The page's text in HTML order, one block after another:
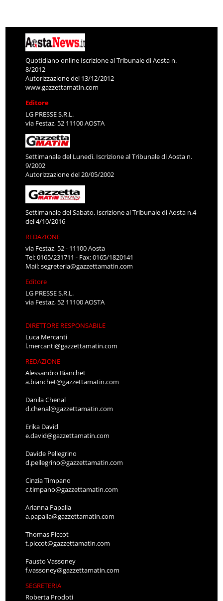
Quotidiano online Iscrizione al Tribunale di Aosta n.
8/2012
Autorizzazione del 13/12/2012
www.gazzettamatin.com
Editore
LG PRESSE S.R.L.
via Festaz, 52 11100 AOSTA
Settimanale del Lunedì. Iscrizione al Tribunale di Aosta n.
9/2002
Autorizzazione del 20/05/2002
Settimanale del Sabato. Iscrizione al Tribunale di Aosta n.4
del 4/10/2016
REDAZIONE
via Festaz, 52 - 11100 Aosta
Tel: 0165/231711 - Fax: 0165/1820141
Mail:segreteria@gazzettamatin.com
Editore
LG PRESSE S.R.L.
via Festaz, 52 11100 AOSTA
DIRETTORE RESPONSABILE
Luca Mercanti
l.mercanti@gazzettamatin.com
REDAZIONE
Alessandro Bianchet
a.bianchet@gazzettamatin.com
Danila Chenal
d.chenal@gazzettamatin.com
Erika David
e.david@gazzettamatin.com
Davide Pellegrino
d.pellegrino@gazzettamatin.com
Cinzia Timpano
c.timpano@gazzettamatin.com
Arianna Papalia
a.papalia@gazzettamatin.com
Thomas Piccot
t.piccot@gazzettamatin.com
Fausto Vassoney
f.vassoney@gazzettamatin.com
SEGRETERIA
Roberta Prodoti